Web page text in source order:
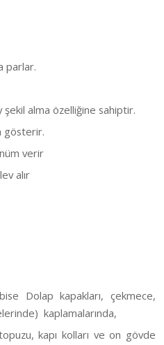
parlar.
şekil alma özelliğine sahiptir.
gösterir.
verir
alır
Dolap kapakları, çekmece,
kaplamalarında,
kapı kolları ve on gövde